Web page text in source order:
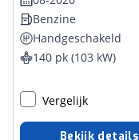
Benzine
Handgeschakeld
140 pk (103 kW)
Vergelijk
Bekijk details